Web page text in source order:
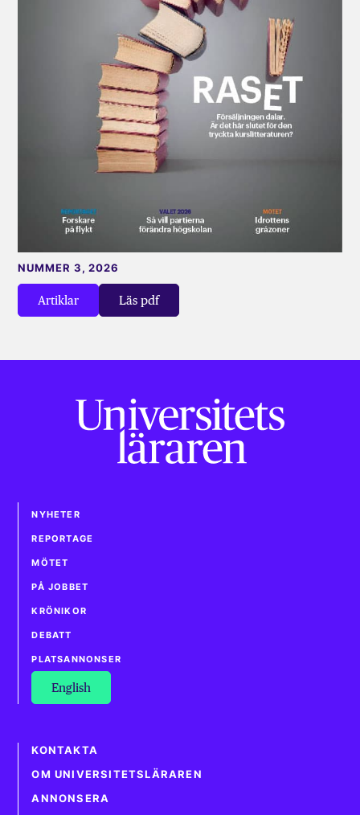
Artiklar Läs pdf
NUMMER 3, 2026
NYHETER
REPORTAGE
MÖTET
PÅ JOBBET
KRÖNIKOR
DEBATT
PLATSANNONSER
English
KONTAKTA
OM UNIVERSITETSLÄRAREN
ANNONSERA